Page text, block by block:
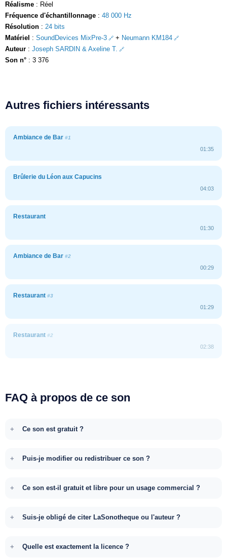
Réalisme : Réel
Fréquence d'échantillonnage : 48 000 Hz
Résolution : 24 bits
Matériel : SoundDevices MixPre-3 + Neumann KM184
Auteur : Joseph SARDIN & Axeline T.
Son n° : 3 376
Autres fichiers intéressants
Ambiance de Bar #1
01:35
Brûlerie du Léon aux Capucins
04:03
Restaurant
01:30
Ambiance de Bar #2
00:29
Restaurant #3
01:29
Restaurant #2
02:38
FAQ à propos de ce son
Ce son est gratuit ?
Puis-je modifier ou redistribuer ce son ?
Ce son est-il gratuit et libre pour un usage commercial ?
Suis-je obligé de citer LaSonotheque ou l'auteur ?
Quelle est exactement la licence ?